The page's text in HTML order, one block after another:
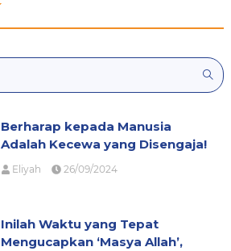
Berharap kepada Manusia
Adalah Kecewa yang Disengaja!
Eliyah 26/09/2024
Inilah Waktu yang Tepat
Mengucapkan ‘Masya Allah’,